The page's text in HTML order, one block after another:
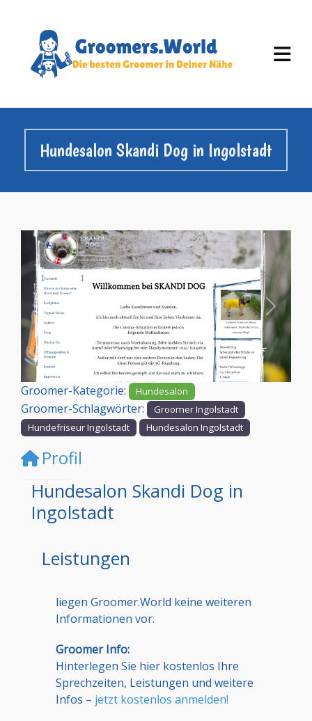
Hundesalon Skandi Dog in Ingolstadt
Vorheriges
Groomer-Kategorie: Hundesalon
Groomer-Schlagwörter:
Groomer Ingolstadt
Hundefriseur Ingolstadt
Hundesalon Ingolstadt
Profil
Hundesalon Skandi Dog in
Ingolstadt
Leistungen
liegen Groomer.World keine weiteren
Informationen vor.
Groomer Info:
Hinterlegen Sie hier kostenlos Ihre
Sprechzeiten, Leistungen und weitere
Infos – jetzt kostenlos anmelden!